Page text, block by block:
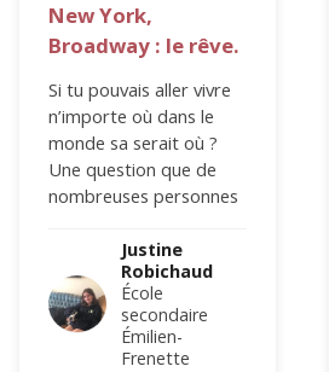
New York,
Broadway : le rêve.
Si tu pouvais aller vivre
n’importe où dans le
monde sa serait où ?
Une question que de
nombreuses personnes
Justine
Robichaud
École
secondaire
Émilien-
Frenette